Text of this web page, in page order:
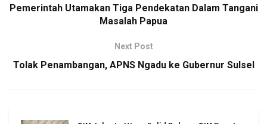
Pemerintah Utamakan Tiga Pendekatan Dalam Tangani
Masalah Papua
Next Post
Tolak Penambangan, APNS Ngadu ke Gubernur Sulsel